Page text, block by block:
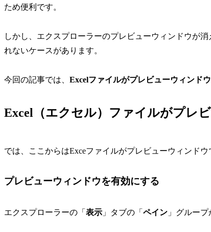
ため便利です。
しかし、エクスプローラーのプレビューウィンドウが
れないケースがあります。
今回の記事では、 Excelファイルがプレビューウィンド
Excel（エクセル）ファイルがプレ
では、ここからはExceファイルがプレビューウィンド
プレビューウィンドウを有効にする
エクスプローラーの「 表示 」タブの「 ペイン 」グループ